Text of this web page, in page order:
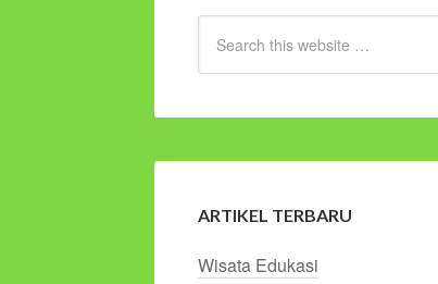
ARTIKEL TERBARU
Wisata Edukasi